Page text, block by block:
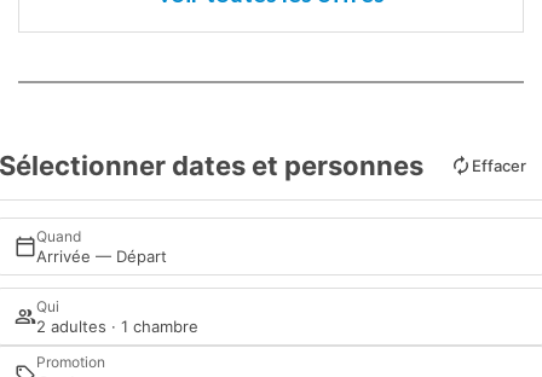
Sélectionner dates et personnes Effacer
Quand
Arrivée — Départ
Qui
2 adultes · 1 chambre
Promotion